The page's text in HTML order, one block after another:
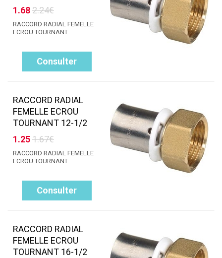
1.682.24€
RACCORD RADIAL FEMELLE
ECROU TOURNANT
Consulter
RACCORD RADIAL
FEMELLE ECROU
TOURNANT 12-1/2
1.251.67€
RACCORD RADIAL FEMELLE
ECROU TOURNANT
Consulter
RACCORD RADIAL
FEMELLE ECROU
TOURNANT 16-1/2